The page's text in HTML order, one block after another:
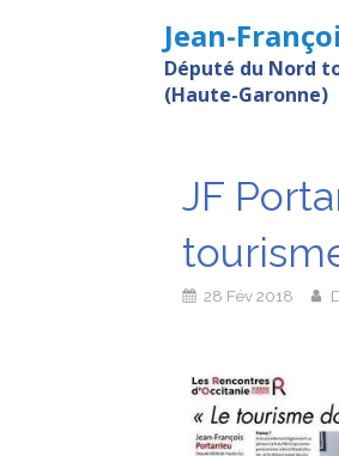
Jean-
Député du Nord
(Haute-Garonne)
JF
28 Fév 2018